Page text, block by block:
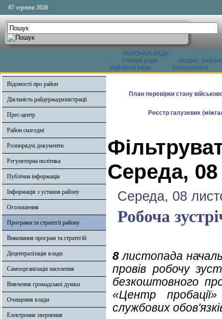
07 серпня 2026
РАЙОННА РАДА
Голова ради
Апарат
районної ради
Оголошення
Відомості про район
Діяльність райдержадміністрації
Прес-центр
Район сьогодні
Розпорядчі документи
Регуляторна політика
Публічна інформація
Інформація з установ району
Оголошення
Програми та стратегії району
Виконання програм та стратегій
Децентралізація влади
Самоорганізація населення
Вивчення громадської думки
Очищення влади
Електронне звернення
План перевірки стану
Реєстр галузевих
Середа,
Середа, 08
Робоча
8 листопада
провів робочу
безкоштовного
«Центр
службових